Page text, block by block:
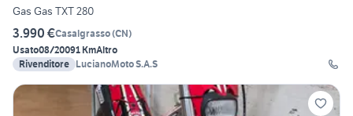
Gas Gas TXT 280
3.990 €Casalgrasso(CN)
Usato08/20091 KmAltro
Rivenditore LucianoMoto S.A.S